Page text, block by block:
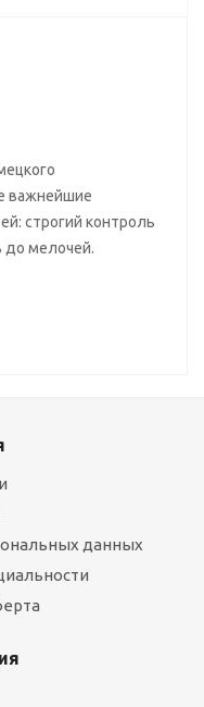
важнейшие
строгий контроль
до мелочей.
данных